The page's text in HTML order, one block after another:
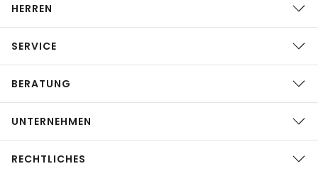
HERREN
SERVICE
BERATUNG
UNTERNEHMEN
RECHTLICHES